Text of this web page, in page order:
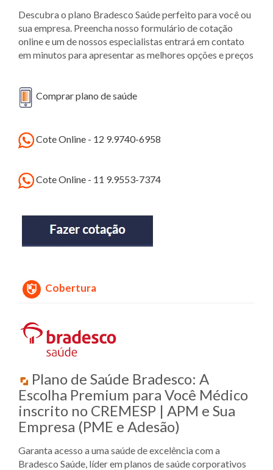
Descubra o plano Bradesco Saúde perfeito para você ou
sua empresa. Preencha nosso formulário de cotação
online e um de nossos especialistas entrará em contato
em minutos para apresentar as melhores opções e preços
Comprar plano de saúde
Cote Online - 12 9.9740-6958
Cote Online - 11 9.9553-7374
Cobertura
Plano de Saúde Bradesco: A
Escolha Premium para Você Médico
inscrito no CREMESP | APM e Sua
Empresa (PME e Adesão)
Garanta acesso a uma saúde de excelência com a
Bradesco Saúde, líder em planos de saúde corporativos